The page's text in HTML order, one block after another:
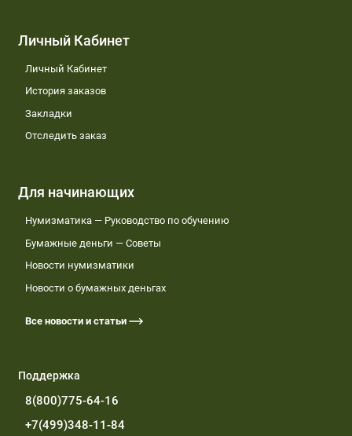
Личный Кабинет
Личный Кабинет
История заказов
Закладки
Отследить заказ
Для начинающих
Нумизматика — Руководство по обучению
Бумажные деньги — Советы
Новости нумизматики
Новости о бумажных деньгах
Все новости и статьи
Поддержка
8(800)775-64-16
+7(499)348-11-84